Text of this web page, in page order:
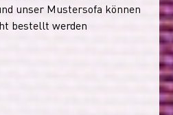
unser Mustersofa können
bestellt werden